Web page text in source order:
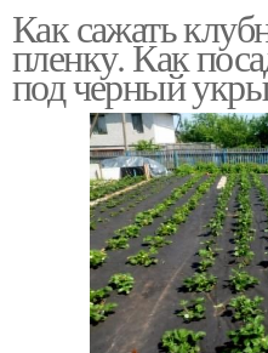
Как сажать
пленку. Как
под черный